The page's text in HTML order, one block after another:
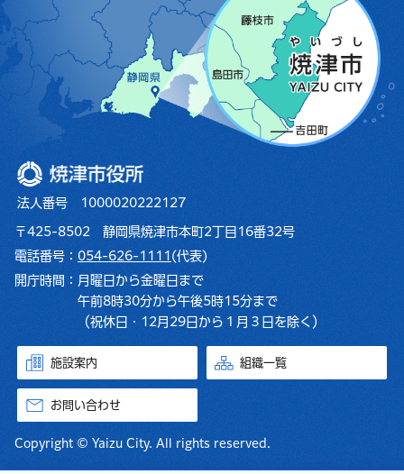
焼津市役所
法人番号 1000020222127
〒425-8502 静岡県焼津市本町2丁目16番32号
電話番号： 054-626-1111 (代表)
開庁時間： 月曜日から金曜日まで
午前8時30分から午後5時15分まで
（祝休日・12月29日から１月３日を除く）
施設案内 組織一覧
お問い合わせ
Copyright © Yaizu City. All rights reserved.